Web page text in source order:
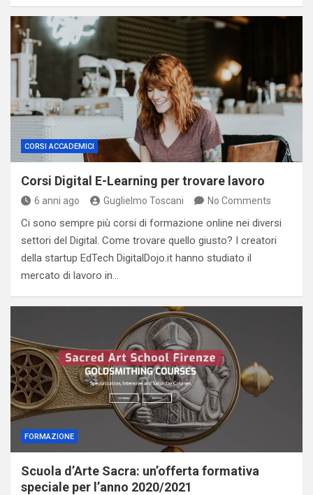
CORSI ACCADEMICI
Corsi Digital E-Learning per trovare lavoro
6 anni ago Guglielmo Toscani No Comments
Ci sono sempre più corsi di formazione online nei diversi
settori del Digital. Come trovare quello giusto? I creatori
della startup EdTech DigitalDojo.it hanno studiato il
mercato di lavoro in…
FORMAZIONE
Scuola d’Arte Sacra: un’offerta formativa
speciale per l’anno 2020/2021